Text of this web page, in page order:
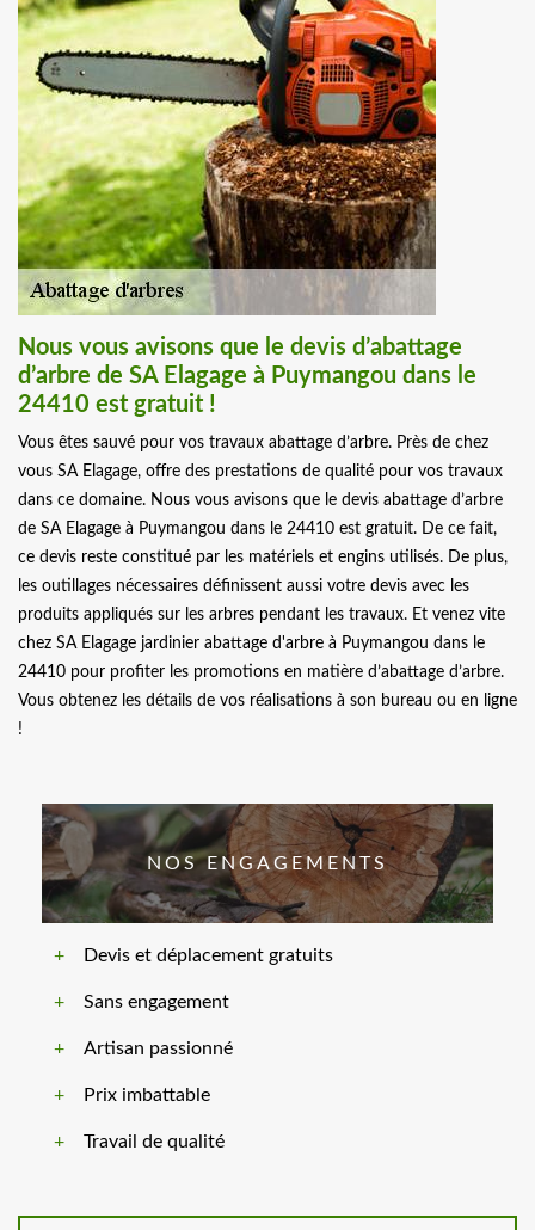
Nous vous avisons que le devis d’abattage
d’arbre de SA Elagage à Puymangou dans le
24410 est gratuit !
Vous êtes sauvé pour vos travaux abattage d’arbre. Près de chez
vous SA Elagage, offre des prestations de qualité pour vos travaux
dans ce domaine. Nous vous avisons que le devis abattage d’arbre
de SA Elagage à Puymangou dans le 24410 est gratuit. De ce fait,
ce devis reste constitué par les matériels et engins utilisés. De plus,
les outillages nécessaires définissent aussi votre devis avec les
produits appliqués sur les arbres pendant les travaux. Et venez vite
chez SA Elagage jardinier abattage d'arbre à Puymangou dans le
24410 pour profiter les promotions en matière d’abattage d’arbre.
Vous obtenez les détails de vos réalisations à son bureau ou en ligne
!
NOS ENGAGEMENTS
Devis et déplacement gratuits
Sans engagement
Artisan passionné
Prix imbattable
Travail de qualité